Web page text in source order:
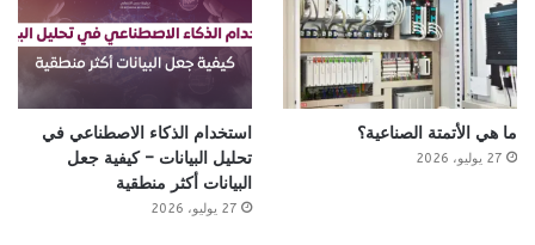
ما هي الأتمتة الصناعية؟
27 يوليو، 2026
استخدام الذكاء الاصطناعي في
تحليل البيانات – كيفية جعل
البيانات أكثر منطقية
27 يوليو، 2026